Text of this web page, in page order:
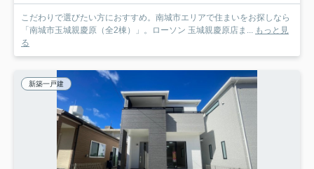
こだわりで選びたい方におすすめ。南城市エリアで住まいをお探しなら
「南城市玉城親慶原（全2棟）」。ローソン 玉城親慶原店ま... もっと見
る
新築一戸建